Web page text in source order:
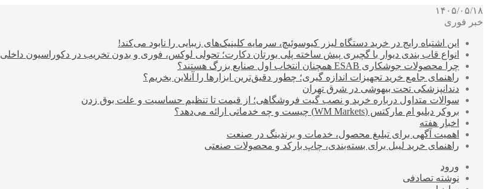
۱۴۰۵/۰۵/۱۸
خبر فوری
این اشتباه رایج در خرید دستگاه لیزر کیوسوئیچ، سرمایه کلینیک‌های زیبایی را نابود می‌کند!
انواع قاب بندی دیوار با گچبری پیش ساخته پلی یورتان دکارت؛ تحولی لوکس، فوری و بدون تخریب در دکوراسیون داخلی
چرا محصولات جوشکاری ESAB همچنان انتخاب اول صنایع بزرگ هستند؟
راهنمای جامع خرید تجهیزات اندازه گیری؛ چطور دقیق‌ترین ابزارها را آنلاین بخریم؟
دندانپزشکی تحت بیهوشی در شرق تهران
سوالات متداول درباره خرید و نصب گیت فروشگاهی؛ از قیمت تا تنظیم حساسیت و علت بوق زدن
بروکر دبلیو ام مارکتس (WM Markets) چیست و چه خدماتی ارائه می‌دهد؟
اخبار هفته
اهمیت آگهی برای تبلیغ محصول، خدمات و برندینگ در صنعت
راهنمای خرید لیبل برای بسته‌بندی، چاپ بارکد و محصولات صنعتی
ورود
نوشته تصادفی